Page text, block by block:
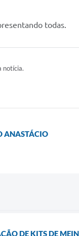
todas.
notícia.
ANASTÁCIO
DE KITS DE